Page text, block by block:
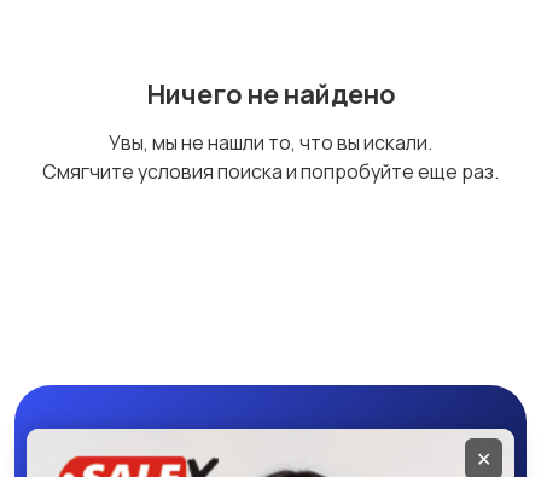
Ничего не найдено
Увы, мы не нашли то, что вы искали.
Смягчите условия поиска и попробуйте еще раз.
Мобильное
✕